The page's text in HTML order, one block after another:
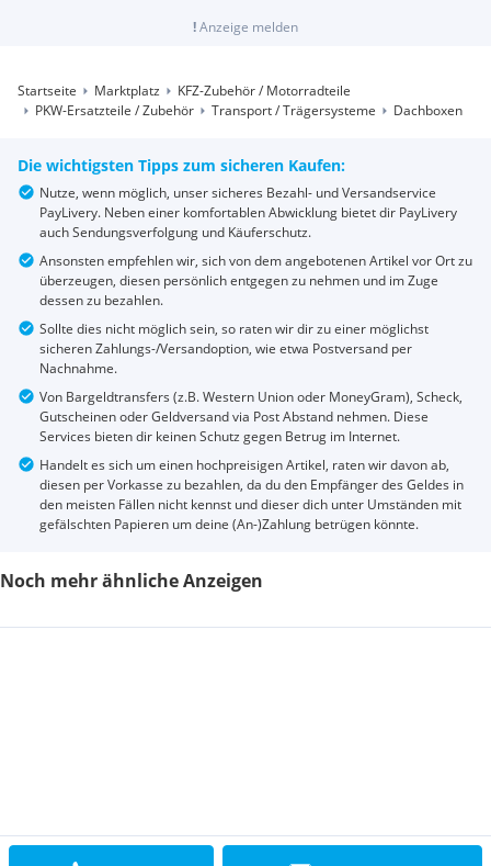
!Anzeige melden
Startseite Marktplatz
KFZ-Zubehör / Motorradteile
PKW-Ersatzteile / Zubehör
Transport / Trägersysteme Dachboxen
Die wichtigsten Tipps zum sicheren Kaufen:
Nutze, wenn möglich, unser sicheres Bezahl- und Versandservice
PayLivery. Neben einer komfortablen Abwicklung bietet dir PayLivery
auch Sendungsverfolgung und Käuferschutz.
Ansonsten empfehlen wir, sich von dem angebotenen Artikel vor Ort zu
überzeugen, diesen persönlich entgegen zu nehmen und im Zuge
dessen zu bezahlen.
Sollte dies nicht möglich sein, so raten wir dir zu einer möglichst
sicheren Zahlungs-/Versandoption, wie etwa Postversand per
Nachnahme.
Von Bargeldtransfers (z.B. Western Union oder MoneyGram), Scheck,
Gutscheinen oder Geldversand via Post Abstand nehmen. Diese
Services bieten dir keinen Schutz gegen Betrug im Internet.
Handelt es sich um einen hochpreisigen Artikel, raten wir davon ab,
diesen per Vorkasse zu bezahlen, da du den Empfänger des Geldes in
den meisten Fällen nicht kennst und dieser dich unter Umständen mit
gefälschten Papieren um deine (An-)Zahlung betrügen könnte.
Noch mehr ähnliche Anzeigen